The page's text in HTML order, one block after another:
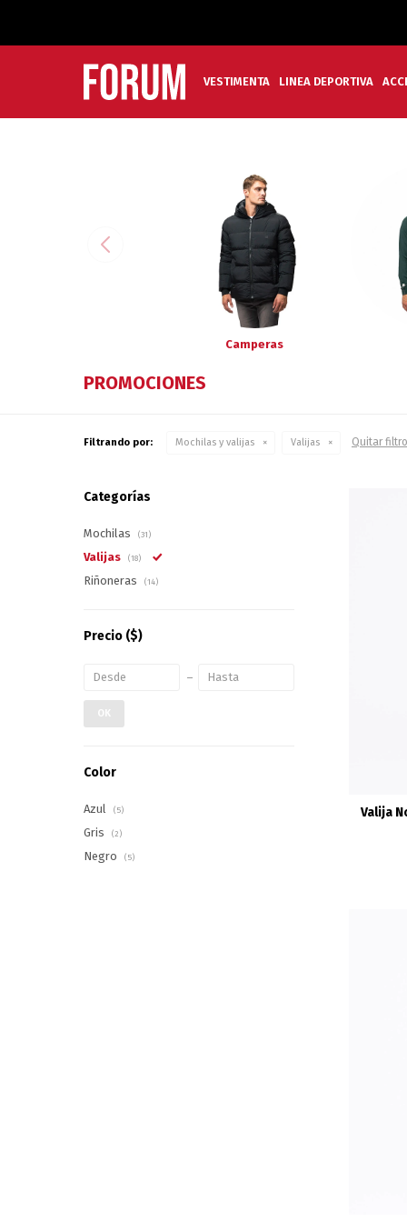
VESTIMENTA LINEA DEPORTIVA
Camperas
PROMOCIONES
Filtrando por: Mochilas y valijas Valijas Quitar
Valija
Categorías
Mochilas (31)
Valijas (18)
Riñoneras (14)
Precio ($)
OK
Color
Azul (5)
Gris (2)
Negro (5)